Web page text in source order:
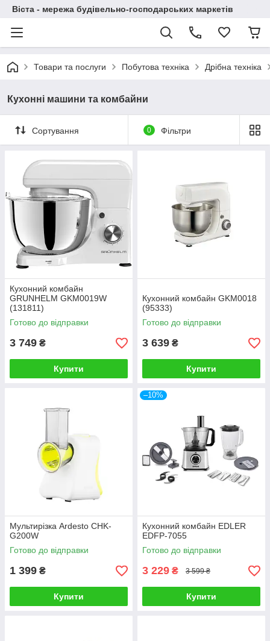
Віста - мережа будівельно-господарських маркетів
Товари та послуги Побутова техніка Дрібна техніка
Кухонні машини та комбайни
Сортування 0 Фільтри
Кухонний комбайн
GRUNHELM GKM0019W
(131811)
Готово до відправки
3 749 ₴
Купити
Кухонний комбайн GKM0018
(95333)
Готово до відправки
3 639 ₴
Купити
Мультирізка Ardesto CHK-
G200W
Готово до відправки
1 399 ₴
Купити
–10%
Кухонний комбайн EDLER
EDFP-7055
Готово до відправки
3 229 ₴ 3 599 ₴
Купити